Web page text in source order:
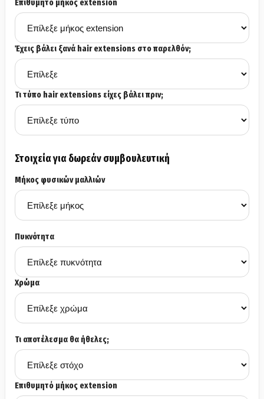
Επιθυμητό μήκος extension
Έχεις βάλει ξανά hair extensions στο παρελθόν;
Τι τύπο hair extensions είχες βάλει πριν;
Στοιχεία για δωρεάν συμβουλευτική
Μήκος φυσικών μαλλιών
Πυκνότητα
Χρώμα
Τι αποτέλεσμα θα ήθελες;
Επιθυμητό μήκος extension